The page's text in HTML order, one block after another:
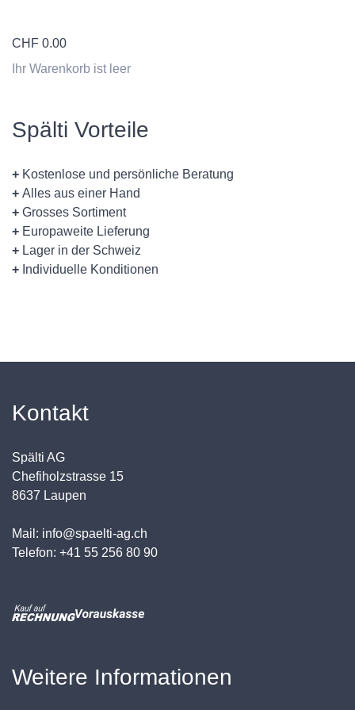
CHF 0.00
Ihr Warenkorb ist leer
Spälti Vorteile
+ Kostenlose und persönliche Beratung
+ Alles aus einer Hand
+ Grosses Sortiment
+ Europaweite Lieferung
+ Lager in der Schweiz
+ Individuelle Konditionen
Kontakt
Spälti AG
Chefiholzstrasse 15
8637 Laupen
Mail: info@spaelti-ag.ch
Telefon: +41 55 256 80 90
Weitere Informationen